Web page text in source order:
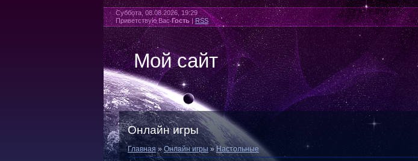
Суббота, 08.08.2026, 19:29
Приветствую Вас Гость|RSS
Мой сайт
Онлайн игры
Главная »Онлайн игры »Настольные